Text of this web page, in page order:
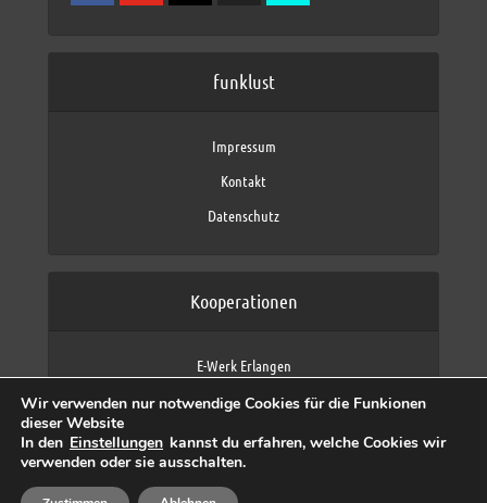
funklust
Impressum
Kontakt
Datenschutz
Kooperationen
E-Werk Erlangen
Fraunhofer IIS
max neo (AFK max)
Wir verwenden nur notwendige Cookies für die Funkionen
dieser Website
In den Einstellungen kannst du erfahren, welche Cookies wir
verwenden oder sie ausschalten.